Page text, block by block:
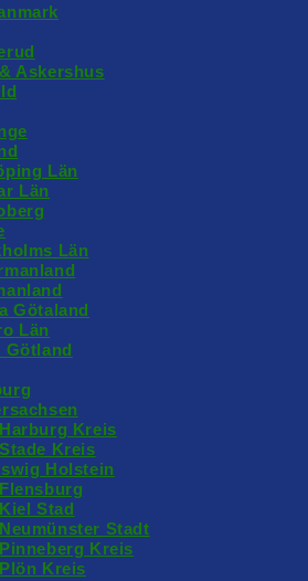
Askershus
Län
Län
Län
Götaland
Län
Götland
Harburg Kreis
Stade Kreis
Holstein
Flensburg
Kiel Stad
Neumünster Stadt
Pinneberg Kreis
Plön Kreis